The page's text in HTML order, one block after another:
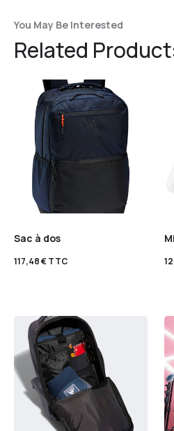
You May Be Interested
Related
Sac à dos
117,48€TTC